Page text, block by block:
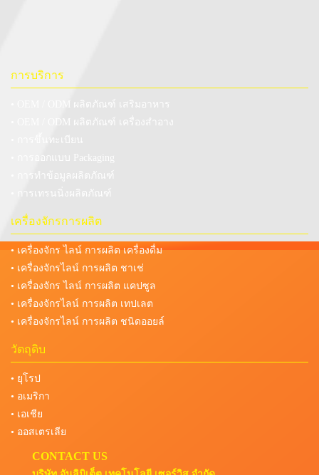
การบริการ
• OEM / ODM ผลิตภัณฑ์ เสริมอาหาร
• OEM / ODM ผลิตภัณฑ์ เครื่องสำอาง
• การขึ้นทะเบียน
• การออกแบบ Packaging
• การทำข้อมูลผลิตภัณฑ์
• การเทรนนิ่งผลิตภัณฑ์
เครื่องจักรการผลิต
• เครื่องจักร ไลน์ การผลิต เครื่องดื่ม
• เครื่องจักรไลน์ การผลิต ชาเช่
• เครื่องจักร ไลน์ การผลิต แคปซูล
• เครื่องจักรไลน์ การผลิต เทปเลต
• เครื่องจักรไลน์ การผลิต ชนิดออยล์
วัตถุดิบ
• ยุโรป
• อเมริกา
• เอเชีย
• ออสเตรเลีย
CONTACT US